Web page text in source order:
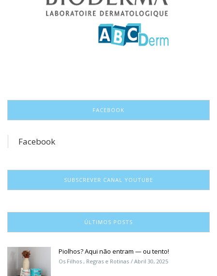
FACEBOOK
Facebook
SUBSCREVER CANAL YOUTUBE
ÚLTIMOS POSTS
Piolhos? Aqui não entram — ou tento!
Os Filhos , Regras e Rotinas Abril 30, 2025